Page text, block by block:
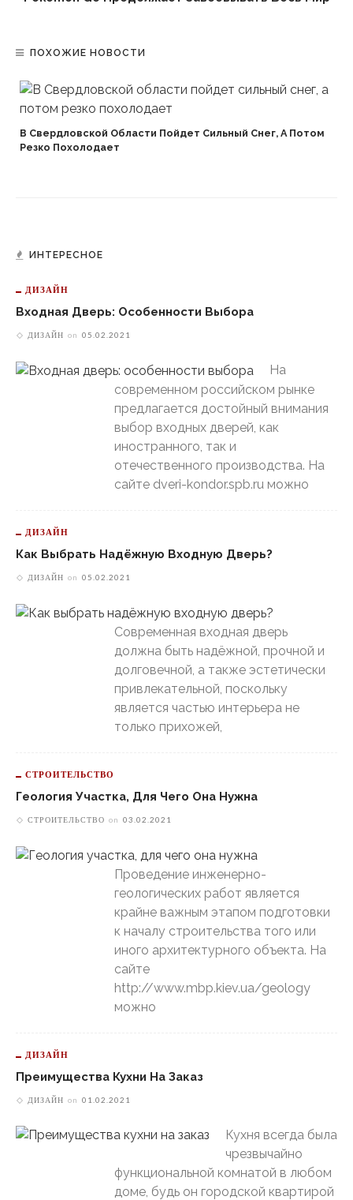
ПОХОЖИЕ НОВОСТИ
В Свердловской Области Пойдет Сильный Снег, А Потом
Резко Похолодает
ИНТЕРЕСНОЕ
ДИЗАЙН
Входная Дверь: Особенности Выбора
ДИЗАЙН on 05.02.2021
На
современном российском рынке
предлагается достойный внимания
выбор входных дверей, как
иностранного, так и
отечественного производства. На
сайте dveri-kondor.spb.ru можно
ДИЗАЙН
Как Выбрать Надёжную Входную Дверь?
ДИЗАЙН on 05.02.2021
Современная входная дверь
должна быть надёжной, прочной и
долговечной, а также эстетически
привлекательной, поскольку
является частью интерьера не
только прихожей,
СТРОИТЕЛЬСТВО
Геология Участка, Для Чего Она Нужна
СТРОИТЕЛЬСТВО on 03.02.2021
Проведение инженерно-
геологических работ является
крайне важным этапом подготовки
к началу строительства того или
иного архитектурного объекта. На
сайте
http://www.mbp.kiev.ua/geology
можно
ДИЗАЙН
Преимущества Кухни На Заказ
ДИЗАЙН on 01.02.2021
Кухня всегда была
чрезвычайно
функциональной комнатой в любом
доме, будь он городской квартирой